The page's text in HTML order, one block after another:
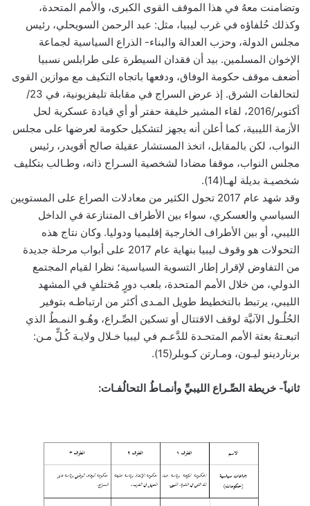
وتضامنت معهُ في هذا الموقف القوى الكبرى، والأمم المتحدة،
وكذلك حُلفاؤه في غرب ليبيا، مثل: عبد الرحمن السويحلي، رئيس
مجلس الدولة، وحزب العدالة والبناء- الذراع السياسية لجماعة
الإخوان المسلمين. بيد أن فقدان السيطرة على طرابلس نسبيا
أضعف موقف حكومة الوفاق، ودفعها باتجاه التكيف مع موازين القوى
لتحالفات الشرق. إذ عرض السراج في مقابلة تليفزيونية، في 23/
أكتوبر/2016، لقاء المشير خليفة حفتر أو أي قيادة عسكرية لحل
الأزمة الليبية، كما أعلن أنه يجهز لتشكيل حكومة لعرضها على مجلس
النواب، لكن بالمقابل، اتخذ المستشار عقيلة صالح أقويدر، رئيس
مجلس النواب، موقفا مضادا لشخصية السـراج ذاته، وطـالب بتكليف
شخصيـة بديلة لهـا(14).
وقد شهد عام 2017 تحول الكثير من معادلات الصراع على المستويين
السياسي والعسكري، سواء بين الأطراف المتنازعة في الداخل
الليبي، أو بين الأطراف الخارجية إقليميا ودوليا. وكان نتاج هذه
التحولات هو وقوف ليبيا بنهاية عام 2017 على أبواب مرحلة جديدة
من التفاوض لإقرار إطار التسوية السياسية؛ نظرا لقيام المجتمع
الدولي، من خلال الأمم المتحدة، بلعب دورٍ مُختلفٍ في المشهد
الليبي، يرتبط بالتخطيط طويل المـدى أكثر من ارتباطـه بتوفير
الحُلُـول الآنيَّة لوقف الاقتتال أو تسكين الصِّـراع، وهُـو النمـطُ الذي
اتبعـتهُ بعثة الأمم المتحـدة للدَّعـم في ليبيا خـلال ولايـة كُـلٍّ مـن:
برناردينو ليـون، ومـارتن كـوبلر(15).
ثانياً- خريطة الصِّـراع الليبيِّ وأنمـاطُ التحالُفـات: